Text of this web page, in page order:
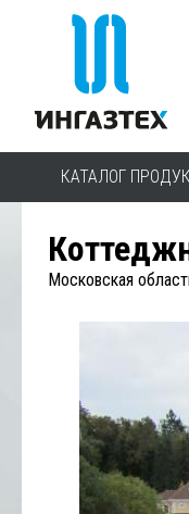
КАТАЛОГ
Московская